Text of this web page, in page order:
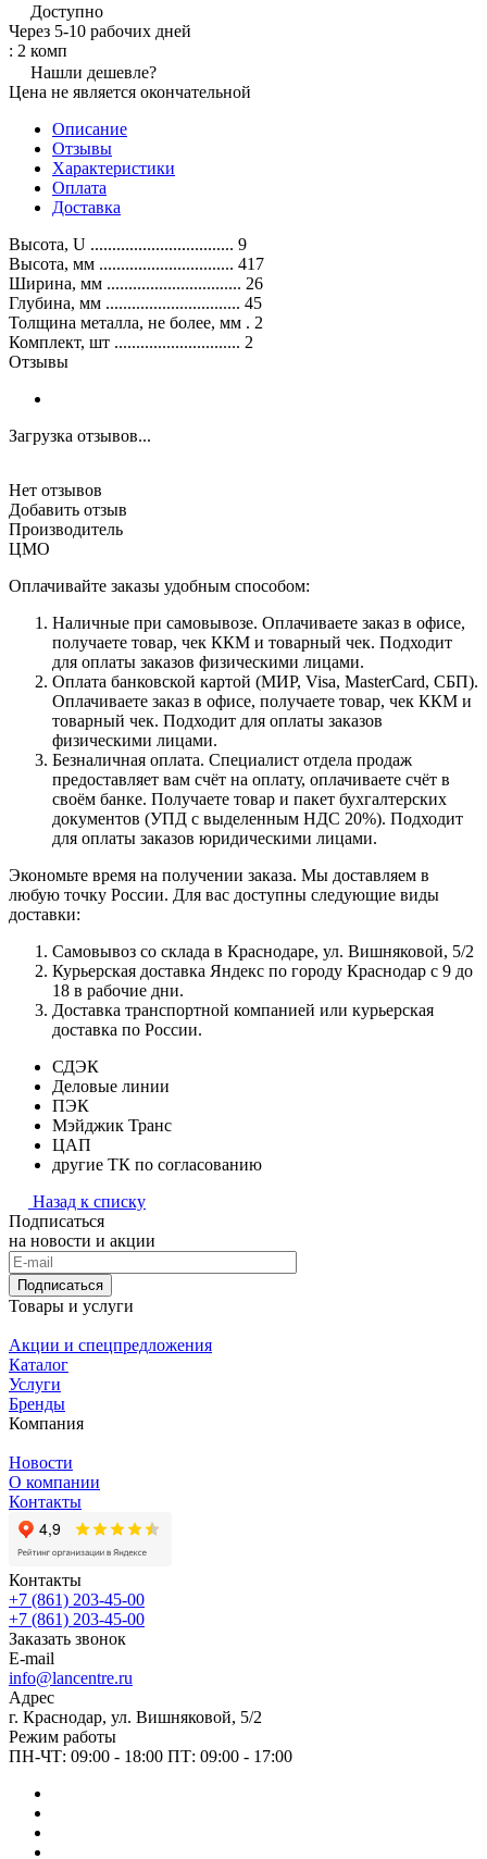
Доступно
Через 5-10 рабочих дней
: 2 комп
Нашли дешевле?
Цена не является окончательной
Описание
Отзывы
Характеристики
Оплата
Доставка
Высота, U ................................. 9
Высота, мм ............................... 417
Ширина, мм ............................... 26
Глубина, мм ............................... 45
Толщина металла, не более, мм . 2
Комплект, шт ............................. 2
Отзывы
Загрузка отзывов...
Нет отзывов
Добавить отзыв
Производитель
ЦМО
Оплачивайте заказы удобным способом:
Наличные при самовывозе. Оплачиваете заказ в офисе,
получаете товар, чек ККМ и товарный чек. Подходит
для оплаты заказов физическими лицами.
Оплата банковской картой (МИР, Visa, MasterCard, СБП).
Оплачиваете заказ в офисе, получаете товар, чек ККМ и
товарный чек. Подходит для оплаты заказов
физическими лицами.
Безналичная оплата. Специалист отдела продаж
предоставляет вам счёт на оплату, оплачиваете счёт в
своём банке. Получаете товар и пакет бухгалтерских
документов (УПД с выделенным НДС 20%). Подходит
для оплаты заказов юридическими лицами.
Экономьте время на получении заказа. Мы доставляем в
любую точку России. Для вас доступны следующие виды
доставки:
Самовывоз со склада в Краснодаре, ул. Вишняковой, 5/2
Курьерская доставка Яндекс по городу Краснодар с 9 до
18 в рабочие дни.
Доставка транспортной компанией или курьерская
доставка по России.
СДЭК
Деловые линии
ПЭК
Мэйджик Транс
ЦАП
другие ТК по согласованию
Назад к списку
Подписаться
на новости и акции
Подписаться
Товары и услуги
Акции и спецпредложения
Каталог
Услуги
Бренды
Компания
Новости
О компании
Контакты
Контакты
+7 (861) 203-45-00
+7 (861) 203-45-00
Заказать звонок
E-mail
info@lancentre.ru
Адрес
г. Краснодар, ул. Вишняковой, 5/2
Режим работы
ПН-ЧТ: 09:00 - 18:00 ПТ: 09:00 - 17:00